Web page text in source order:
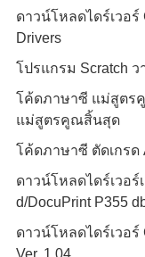
ดาวน์โหลดไดร์เวอร์
Drivers
โปรแกรม Scratch ว
โค้ดภาษาซี แม่สูตร
แม่สูตรคูณสิ้นสุด
โค้ดภาษาซี ตัดเกรด
ดาวน์โหลดไดร์เวอร์
d/DocuPrint P355
ดาวน์โหลดไดร์เวอร์
Ver. 1.04